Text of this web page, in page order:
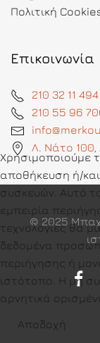
Πολιτική
Επικοινωνία
210 32 11 494
210 55 96
Λ. Νάτο
© 2025
Χρησιμοποιούμε
αποθήκευση ή/
συσκευών. Αυτό
εμπειρία
τεχνολογίες θα
δεδομένα
περιήγησης ή
ιστότοπο. Η μη
αρνητικά
Αποδοχή